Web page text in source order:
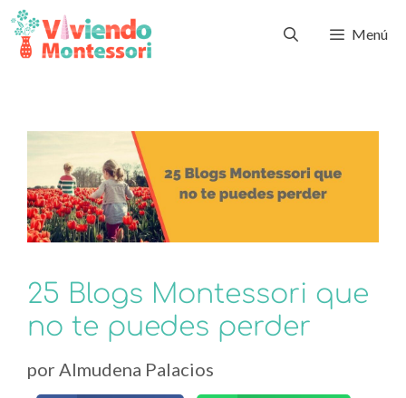
Menú
25 Blogs Montessori que
no te puedes perder
por Almudena Palacios